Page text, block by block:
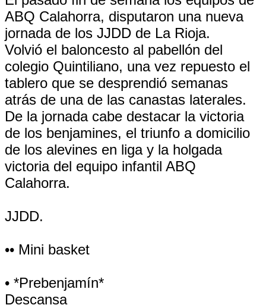
ABQ Calahorra, disputaron una nueva
jornada de los JJDD de La Rioja.
Volvió el baloncesto al pabellón del
colegio Quintiliano, una vez repuesto el
tablero que se desprendió semanas
atrás de una de las canastas laterales.
De la jornada cabe destacar la victoria
de los benjamines, el triunfo a domicilio
de los alevines en liga y la holgada
victoria del equipo infantil ABQ
Calahorra.
JJDD.
•• Mini basket
• *Prebenjamín*
Descansa